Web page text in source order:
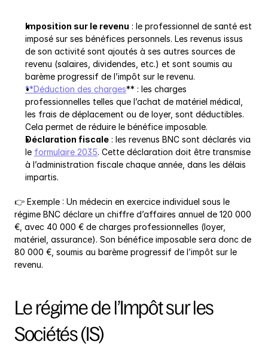
Imposition sur le revenu : le professionnel de santé est
imposé sur ses bénéfices personnels. Les revenus issus
de son activité sont ajoutés à ses autres sources de
revenu (salaires, dividendes, etc.) et sont soumis au
barème progressif de l’impôt sur le revenu.
**Déduction des charges** : les charges
professionnelles telles que l’achat de matériel médical,
les frais de déplacement ou de loyer, sont déductibles.
Cela permet de réduire le bénéfice imposable.
Déclaration fiscale : les revenus BNC sont déclarés via
le formulaire 2035. Cette déclaration doit être transmise
à l’administration fiscale chaque année, dans les délais
impartis.
👉 Exemple : Un médecin en exercice individuel sous le
régime BNC déclare un chiffre d’affaires annuel de 120 000
€, avec 40 000 € de charges professionnelles (loyer,
matériel, assurance). Son bénéfice imposable sera donc de
80 000 €, soumis au barème progressif de l’impôt sur le
revenu.
Le régime de l’Impôt sur les
Sociétés (IS)